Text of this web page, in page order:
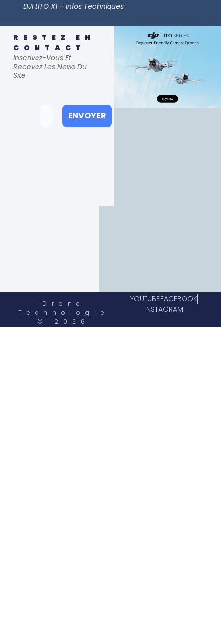
DJI LITO X1 – Infos Techniques
RESTEZ EN
CONTACT
Inscrivez-Vous Et
Recevez Les News Du
Site
Drone
Technologie
© 2026
YOUTUBEFACEBOOK
INSTAGRAM